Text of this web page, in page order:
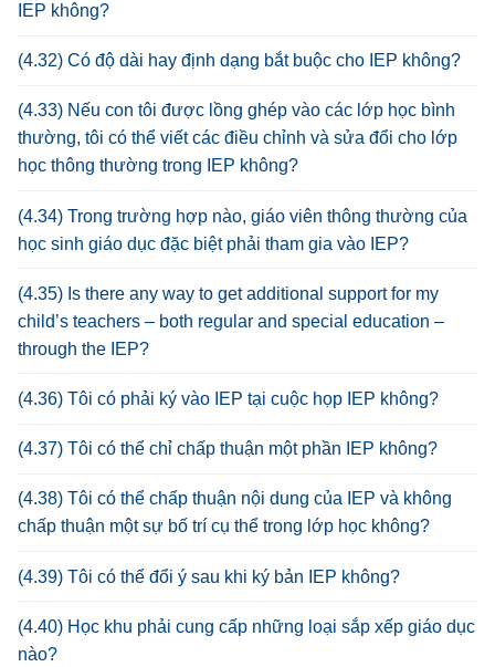
IEP không?
(4.32) Có độ dài hay định dạng bắt buộc cho IEP không?
(4.33) Nếu con tôi được lồng ghép vào các lớp học bình
thường, tôi có thể viết các điều chỉnh và sửa đổi cho lớp
học thông thường trong IEP không?
(4.34) Trong trường hợp nào, giáo viên thông thường của
học sinh giáo dục đặc biệt phải tham gia vào IEP?
(4.35) Is there any way to get additional support for my
child’s teachers – both regular and special education –
through the IEP?
(4.36) Tôi có phải ký vào IEP tại cuộc họp IEP không?
(4.37) Tôi có thể chỉ chấp thuận một phần IEP không?
(4.38) Tôi có thể chấp thuận nội dung của IEP và không
chấp thuận một sự bố trí cụ thể trong lớp học không?
(4.39) Tôi có thể đổi ý sau khi ký bản IEP không?
(4.40) Học khu phải cung cấp những loại sắp xếp giáo dục
nào?